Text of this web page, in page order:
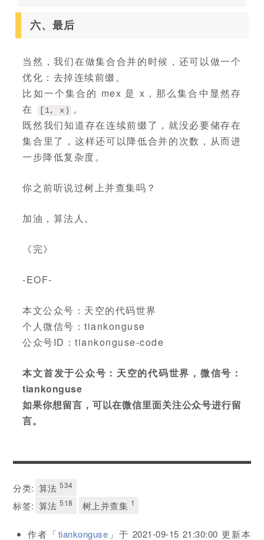
六、最后
当然，我们在做集合合并的时候，还可以做一个
优化：去掉连续前缀。
比如一个集合的 mex 是 x，那么集合中显然存
在
[1, x) 。
既然我们知道存在连续前缀了，就没必要储存在
集合里了，这样还可以降低合并的次数，从而进
一步降低复杂度。
你之前听说过树上并查集吗？
加油，算法人。
《完》
-EOF-
本文公众号：天空的代码世界
个人微信号：tiankonguse
公众号ID：tiankonguse-code
本文首发于公众号：天空的代码世界，微信号：
tiankonguse
如果你想留言，可以在微信里面关注公众号进行留
言。
分类: 算法534
标签: 算法518 树上并查集 1
作者「tiankonguse 」于 2021-09-15 21:30:00 更新本